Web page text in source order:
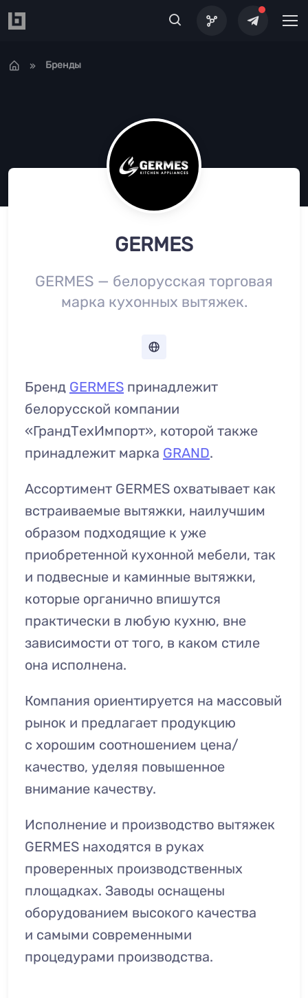
Бренды
GERMES
GERMES — белорусская торговая
марка кухонных вытяжек.
Бренд GERMES принадлежит
белорусской компании
«ГрандТехИмпорт», которой также
принадлежит марка GRAND.
Ассортимент GERMES охватывает как
встраиваемые вытяжки, наилучшим
образом подходящие к уже
приобретенной кухонной мебели, так
и подвесные и каминные вытяжки,
которые органично впишутся
практически в любую кухню, вне
зависимости от того, в каком стиле
она исполнена.
Компания ориентируется на массовый
рынок и предлагает продукцию
с хорошим соотношением цена/
качество, уделяя повышенное
внимание качеству.
Исполнение и производство вытяжек
GERMES находятся в руках
проверенных производственных
площадках. Заводы оснащены
оборудованием высокого качества
и самыми современными
процедурами производства.